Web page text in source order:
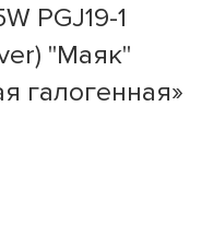
PGJ19-1
"Маяк"
галогенная»